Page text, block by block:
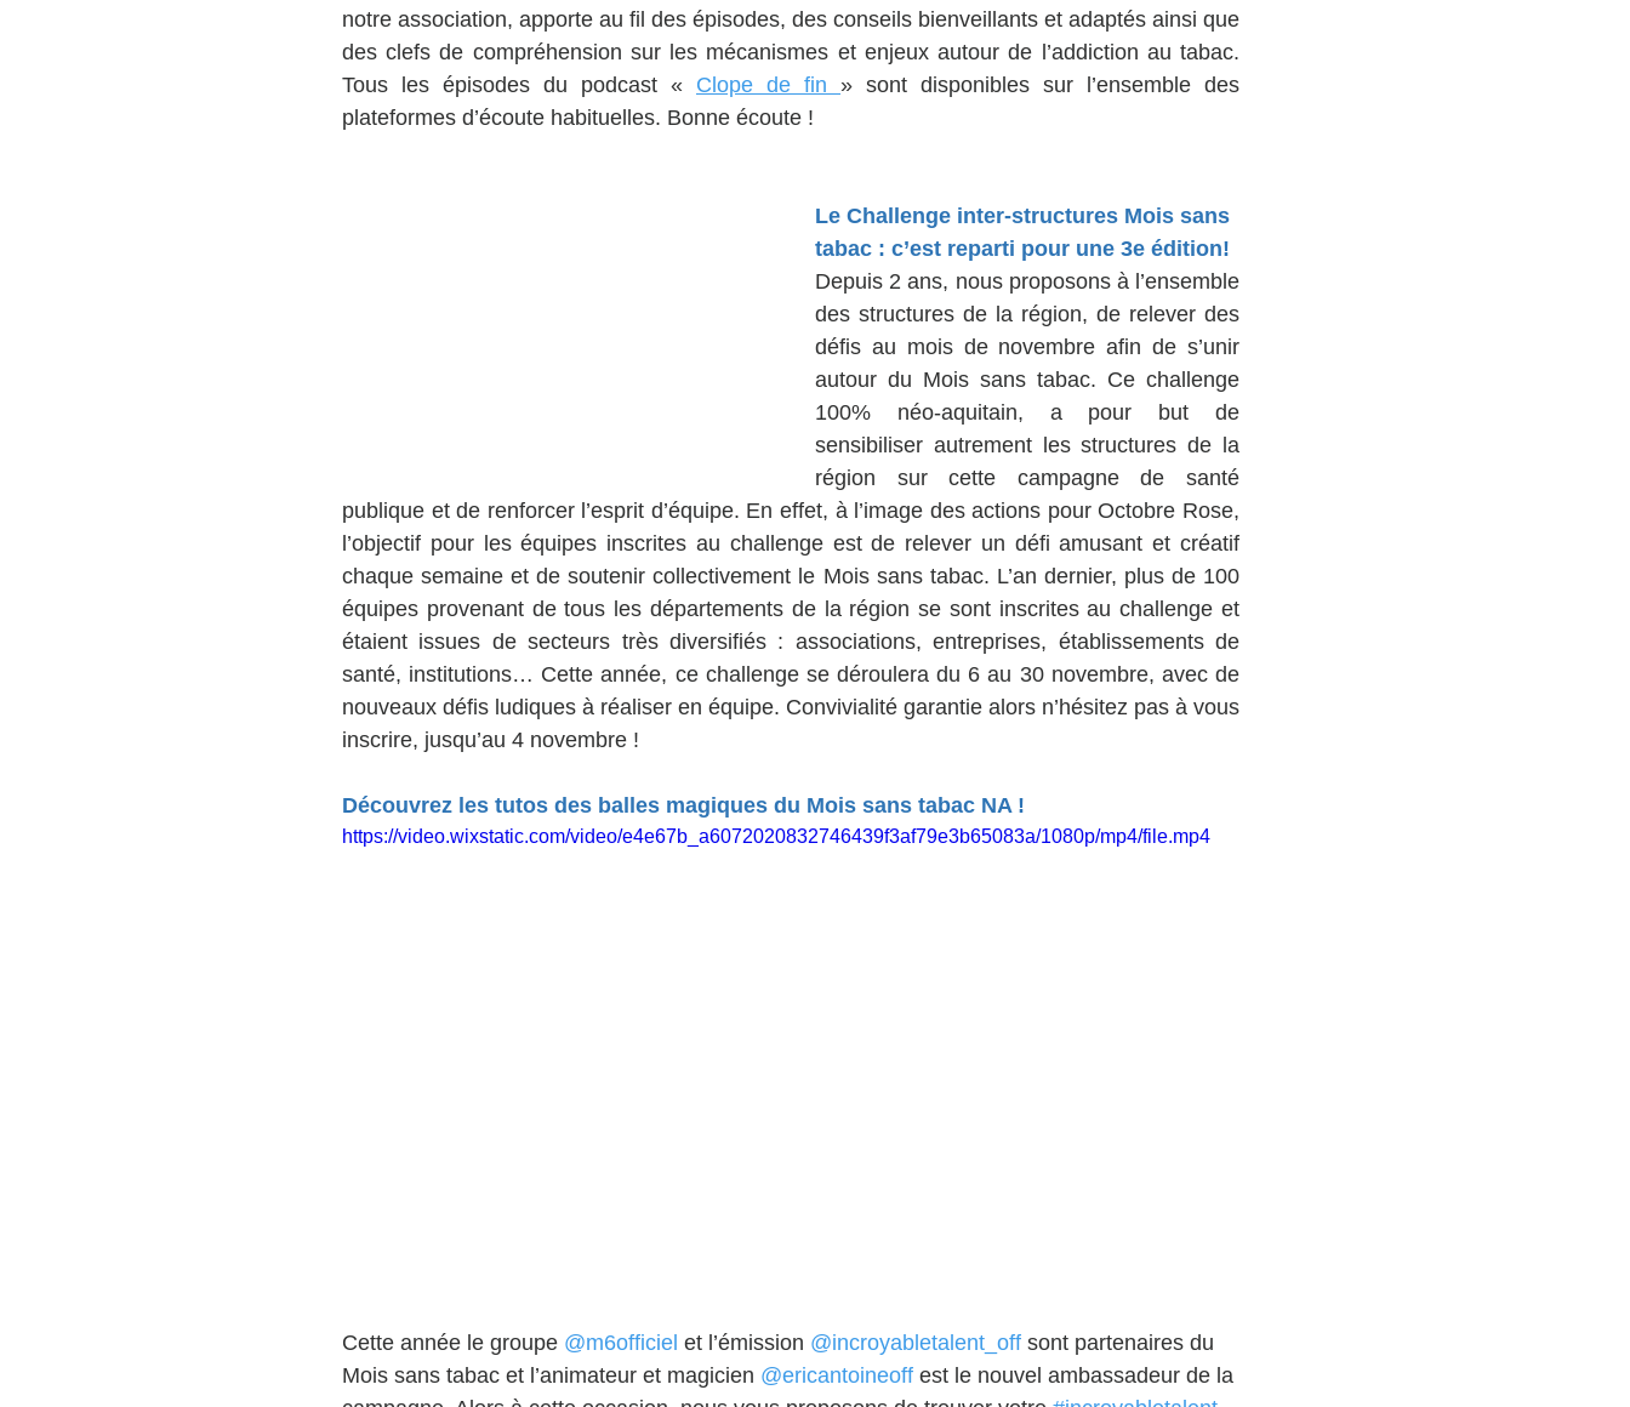
notre association, apporte au fil des épisodes, des conseils bienveillants et adaptés ainsi que
des clefs de compréhension sur les mécanismes et enjeux autour de l’addiction au tabac.
Tous les épisodes du podcast « Clope de fin » sont disponibles sur l’ensemble des
plateformes d’écoute habituelles. Bonne écoute !
Le Challenge inter-structures Mois sans
tabac : c’est reparti pour une 3e édition!
Depuis 2 ans, nous proposons à l’ensemble
des structures de la région, de relever des
défis au mois de novembre afin de s’unir
autour du Mois sans tabac. Ce challenge
100% néo-aquitain, a pour but de
sensibiliser autrement les structures de la
région sur cette campagne de santé
publique et de renforcer l’esprit d’équipe. En effet, à l’image des actions pour Octobre Rose,
l’objectif pour les équipes inscrites au challenge est de relever un défi amusant et créatif
chaque semaine et de soutenir collectivement le Mois sans tabac. L’an dernier, plus de 100
équipes provenant de tous les départements de la région se sont inscrites au challenge et
étaient issues de secteurs très diversifiés : associations, entreprises, établissements de
santé, institutions… Cette année, ce challenge se déroulera du 6 au 30 novembre, avec de
nouveaux défis ludiques à réaliser en équipe. Convivialité garantie alors n’hésitez pas à vous
inscrire, jusqu’au 4 novembre !
Découvrez les tutos des balles magiques du Mois sans tabac NA !
https://video.wixstatic.com/video/e4e67b_a6072020832746439f3af79e3b65083a/1080p/mp4/file.mp4
Cette année le groupe @m6officiel et l’émission @incroyabletalent_off sont partenaires du
Mois sans tabac et l’animateur et magicien @ericantoineoff est le nouvel ambassadeur de la